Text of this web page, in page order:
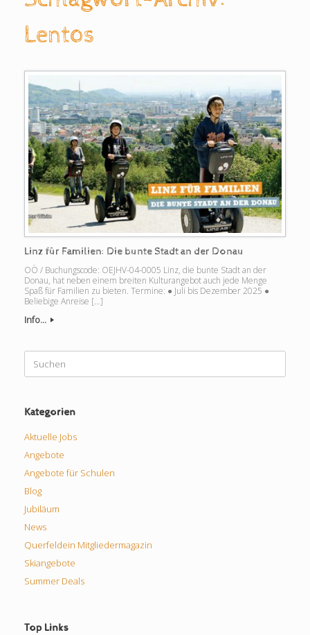
Lentos
Linz für Familien: Die bunte Stadt an der Donau
OÖ / Buchungscode: OEJHV-04-0005 Linz, die bunte Stadt an der
Donau, hat neben einem breiten Kulturangebot auch jede Menge
Spaß für Familien zu bieten. Termine: ● Juli bis Dezember 2025 ●
Beliebige Anreise […]
Info...
nach:
Kategorien
Aktuelle Jobs
Angebote
Angebote für Schulen
Blog
Jubiläum
News
Querfeldein Mitgliedermagazin
Skiangebote
Summer Deals
Top Links